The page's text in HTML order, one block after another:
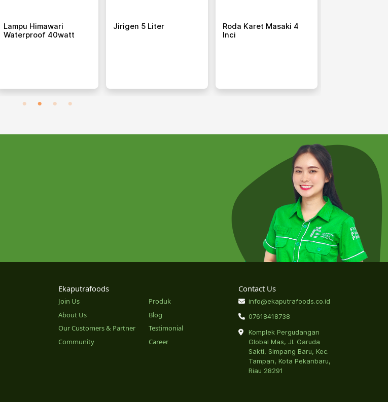
Lampu Himawari
Waterproof 40watt
Jirigen 5 Liter
Roda Karet Masaki 4
Inci
Ekaputrafoods
Join Us
About Us
Our Customers & Partner
Community
Produk
Blog
Testimonial
Career
Contact Us
info@ekaputrafoods.co.id
07618418738
Komplek Pergudangan
Global Mas, Jl. Garuda
Sakti, Simpang Baru, Kec.
Tampan, Kota Pekanbaru,
Riau 28291